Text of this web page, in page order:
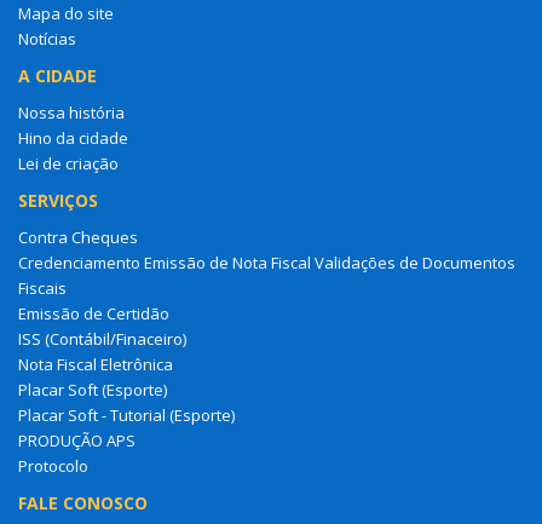
Mapa do site
Notícias
A CIDADE
Nossa história
Hino da cidade
Lei de criação
SERVIÇOS
Contra Cheques
Credenciamento Emissão de Nota Fiscal Validações de Documentos
Fiscais
Emissão de Certidão
ISS (Contábil/Finaceiro)
Nota Fiscal Eletrônica
Placar Soft (Esporte)
Placar Soft - Tutorial (Esporte)
PRODUÇÃO APS
Protocolo
FALE CONOSCO